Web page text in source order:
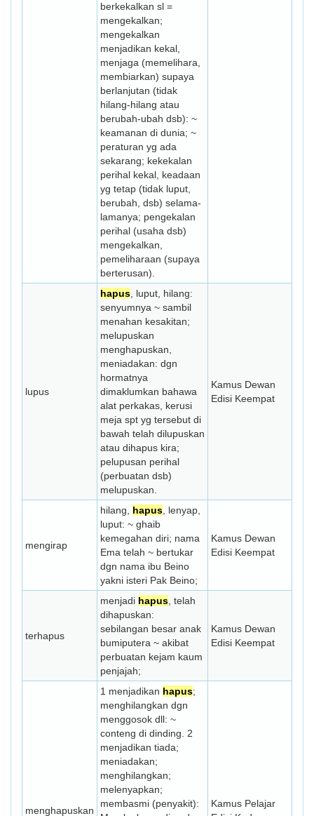
berkekalkan sl =
mengekalkan;
mengekalkan
menjadikan kekal,
menjaga (memelihara,
membiarkan) supaya
berlan­jutan (tidak
hilang-hilang atau
berubah-ubah dsb): ~
keamanan di dunia; ~
peraturan yg ada
sekarang; kekekalan
perihal kekal, keadaan
yg tetap (tidak luput,
berubah, dsb) selama-
lamanya; pengekalan
perihal (usaha dsb)
mengekal­kan,
pemeliharaan (supaya
berterusan).
lupus
hapus , luput, hilang:
senyumnya ~ sambil
menahan kesakitan;
melupuskan
menghapuskan,
meniadakan: dgn
hormatnya
dimaklumkan bahawa
alat perkakas, kerusi
meja spt yg tersebut di
bawah telah dilupuskan
atau dihapus kira;
pelupusan perihal
(perbuatan dsb)
melupus­kan.
Kamus Dewan
Edisi Keempat
mengirap
hilang, hapus , lenyap,
luput: ~ ghaib
kemegahan diri; nama
Ema telah ~ bertukar
dgn nama ibu Beino
yakni isteri Pak Beino;
Kamus Dewan
Edisi Keempat
terhapus
menjadi hapus , telah
dihapuskan:
sebilangan besar anak
bumiputera ~ akibat
perbuatan kejam kaum
penjajah;
Kamus Dewan
Edisi Keempat
menghapuskan
1 menjadikan hapus;
menghilangkan dgn
menggosok dll: ~
conteng di dinding. 2
menjadikan tiada;
meniadakan;
menghilangkan;
melenyapkan;
membasmi (penyakit):
Kamus Pelajar